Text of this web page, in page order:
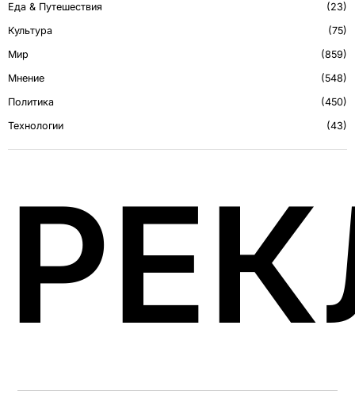
Еда & Путешествия
23
Культура
75
Мир
859
Мнение
548
Политика
450
Технологии
43